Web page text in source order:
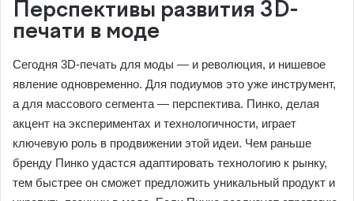
Перспективы развития 3D-
печати в моде
Сегодня 3D-печать для моды — и революция, и нишевое
явление одновременно. Для подиумов это уже инструмент,
а для массового сегмента — перспектива. Пинко, делая
акцент на экспериментах и технологичности, играет
ключевую роль в продвижении этой идеи. Чем раньше
бренду Пинко удастся адаптировать технологию к рынку,
тем быстрее он сможет предложить уникальный продукт и